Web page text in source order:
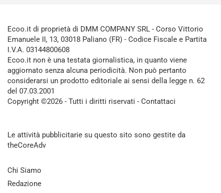
Ecoo.it di proprietà di DMM COMPANY SRL - Corso Vittorio
Emanuele II, 13, 03018 Paliano (FR) - Codice Fiscale e Partita
I.V.A. 03144800608
Ecoo.it non è una testata giornalistica, in quanto viene
aggiornato senza alcuna periodicità. Non può pertanto
considerarsi un prodotto editoriale ai sensi della legge n. 62
del 07.03.2001
Copyright ©2026 - Tutti i diritti riservati - Contattaci
Le attività pubblicitarie su questo sito sono gestite da
theCoreAdv
Chi Siamo
Redazione